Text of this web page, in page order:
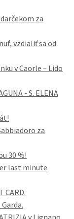
za
vzdialiť sa od
v Caorle – Lido
- S. ELENA
za
30 %!
last minute
CARD.
v Lignano